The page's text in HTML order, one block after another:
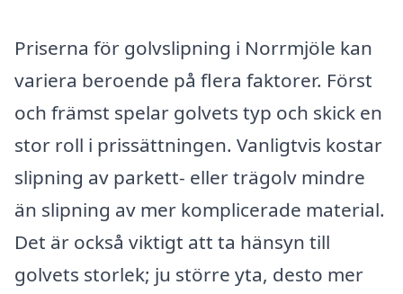
Priserna för golvslipning i Norrmjöle kan
variera beroende på flera faktorer. Först
och främst spelar golvets typ och skick en
stor roll i prissättningen. Vanligtvis kostar
slipning av parkett- eller trägolv mindre
än slipning av mer komplicerade material.
Det är också viktigt att ta hänsyn till
golvets storlek; ju större yta, desto mer